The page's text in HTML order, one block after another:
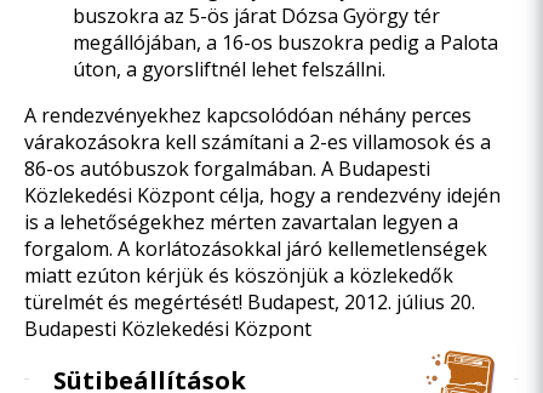
buszokra az 5-ös járat Dózsa György tér
megállójában, a 16-os buszokra pedig a Palota
úton, a gyorsliftnél lehet felszállni.
A rendezvényekhez kapcsolódóan néhány perces
várakozásokra kell számítani a 2-es villamosok és a
86-os autóbuszok forgalmában. A Budapesti
Közlekedési Központ célja, hogy a rendezvény idején
is a lehetőségekhez mérten zavartalan legyen a
forgalom. A korlátozásokkal járó kellemetlenségek
miatt ezúton kérjük és köszönjük a közlekedők
türelmét és megértését! Budapest, 2012. július 20.
Budapesti Közlekedési Központ
Sütibeállítások